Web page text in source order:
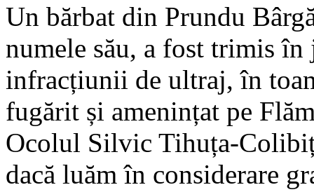
Un bărbat din Prundu
numele său, a fost trimis în
infracțiunii de ultraj, în
fugărit și amenințat pe
Ocolul Silvic Tihuța-
dacă luăm în considerare